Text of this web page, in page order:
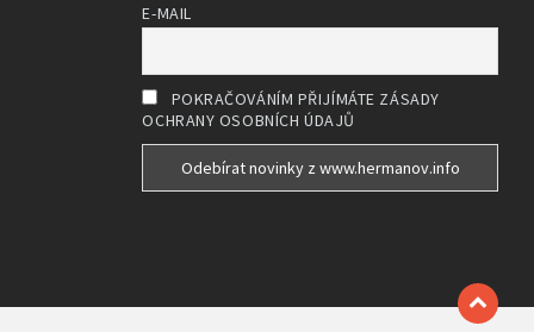
E-MAIL
POKRAČOVÁNÍM PŘIJÍMÁTE ZÁSADY
OCHRANY OSOBNÍCH ÚDAJŮ